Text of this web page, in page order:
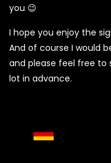
you 😉
I hope you enjoy the
And of course I would
and please feel free to
lot in advance.